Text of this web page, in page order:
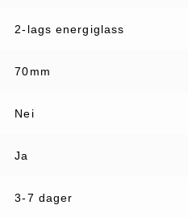
2-lags energiglass
70mm
Nei
Ja
3-7 dager